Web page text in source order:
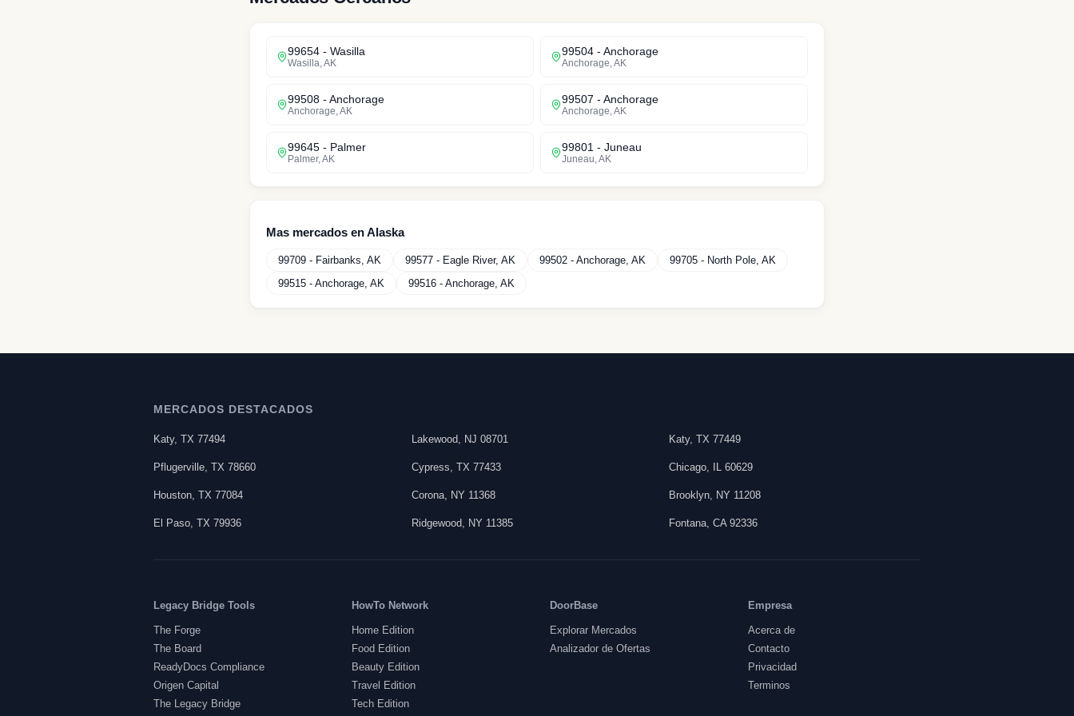
99654 - Wasilla
Wasilla AK
99504 - Anchorage
Anchorage AK
99508 - Anchorage
Anchorage AK
99507 - Anchorage
Anchorage AK
99645 - Palmer
Palmer, AK
99801 - Juneau
Juneau AK
Mas mercados enAlaska
99709 - Fairbanks AK 99577 - Eagle River, AK 99502 - Anchorage AK 99705 - North Pole AK
99515 - Anchorage AK 99516 - Anchorage AK
MERCADOS DESTACADOS
Katy, TX 77494 Lakewood, NJ 08701 Katy,TX 77449
Pflugerville TX 78660 Cypress TX 77433 Chicago IL 60629
Houston TX 77084 Corona, NY 11368 Brooklyn NY 11208
El Paso TX 79936 Ridgewood, NY 11385 Fontana ,CA 92336
Legacy Bridge Tools
The Forge
The Board
ReadyDocs Compliance
Origen Capital
The Legacy Bridge
HowTo Network
Home Edition
Food Edition
Beauty Edition
Travel Edition
Tech Edition
DoorBase
Explorar Mercados
Analizador de Ofertas
Empresa
Acerca de
Contacto
Privacidad
Terminos